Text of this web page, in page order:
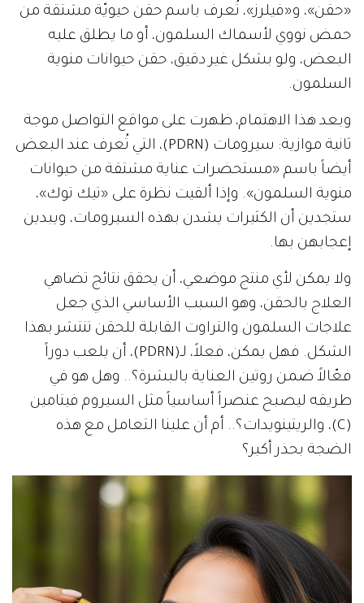
«حقن»، و«فيلرز»، تُعرف باسم حقن حيويّة مشتقة من
حمض نووي لأسماك السلمون، أو ما يطلق عليه
البعض، ولو بشكل غير دقيق، حقن حيوانات منوية
السلمون.
وبعد هذا الاهتمام، ظهرت على مواقع التواصل موجة
ثانية موازية: سيرومات (PDRN)، التي تُعرف عند البعض
أيضاً باسم «مستحضرات عناية مشتقة من حيوانات
منوية السلمون». وإذا ألقيت نظرة على «تيك توك»،
ستجدين أن الكثيرات يشدن بهذه السيرومات، ويبدين
إعجابهن بها.
ولا يمكن لأي منتج موضعي، أن يحقق نتائج تضاهي
العلاج بالحقن، وهو السبب الأساسي الذي جعل
علاجات السلمون والتراوت القابلة للحقن تنتشر بهذا
الشكل. فهل يمكن، فعلاً، لـ(PDRN)، أن يلعب دوراً
فعّالاً ضمن روتين العناية بالبشرة؟.. وهل هو في
طريقه ليصبح عنصراً أساسياً مثل السيروم فيتامين
(C)، والريتينويدات؟.. أم أن علينا التعامل مع هذه
الضجة بحذر أكبر؟